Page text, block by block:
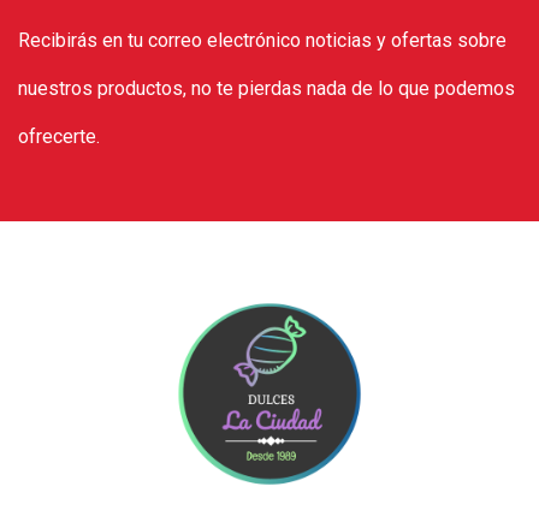
Recibirás en tu correo electrónico noticias y ofertas sobre
nuestros productos, no te pierdas nada de lo que podemos
ofrecerte.